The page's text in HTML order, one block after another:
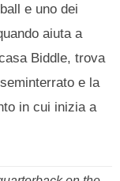
e uno dei
aiuta a
Biddle, trova
e la
in cui inizia a